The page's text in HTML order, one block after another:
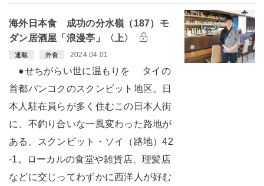
海外日本食 成功の分水嶺（187）モ
ダン居酒屋「浪漫亭」〈上〉
連載 外食 2024.04.01
●せちがらい世に温もりを タイの
首都バンコクのスクンビット地区。日
本人駐在員らが多く住むこの日本人街
に、不釣り合いな一風変わった路地が
ある。スクンビット・ソイ（路地）42
-1。ローカルの食堂や雑貨店、理髪店
などに交じってわずかに西洋人が好む